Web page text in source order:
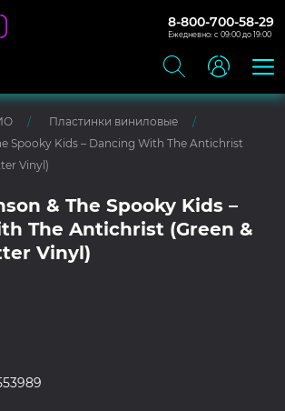
8-800-700-58-29
Ежедневно: с 09:00 до 19:00
Пластинки виниловые
Spooky Kids – Dancing With The Antichrist
Vinyl)
& The Spooky Kids –
The Antichrist (Green &
Vinyl)